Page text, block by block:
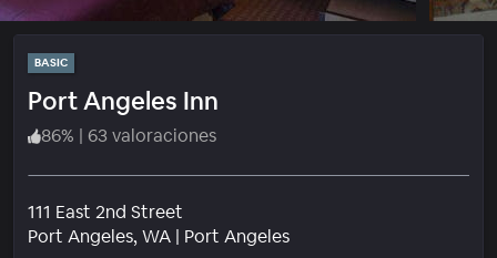
BASIC
Port Angeles Inn
86% | 63 valoraciones
111 East 2nd Street
Port Angeles, WA | Port AngelesBarrio